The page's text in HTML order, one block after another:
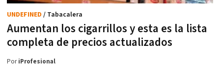
Aumentan los cigarrillos y esta es la lista
completa de precios actualizados
UNDEFINED / Tabacalera
PoriProfesional